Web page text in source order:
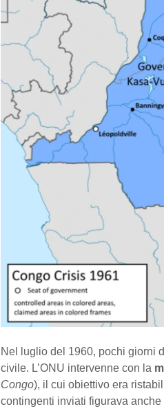
Nel luglio del 1960, pochi giorni
civile. L’ONU intervenne con la
Congo), il cui obiettivo era
contingenti inviati figurava